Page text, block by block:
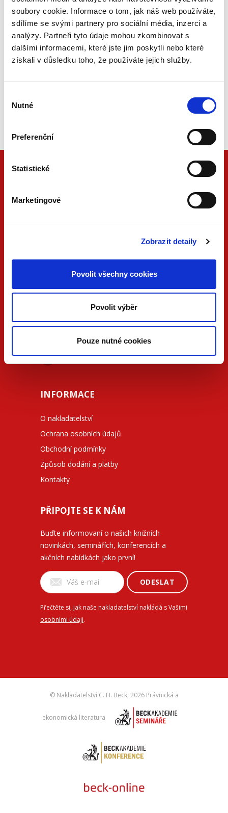
soubory cookie. Informace o tom, jak náš web používáte,
sdílíme se svými partnery pro sociální média, inzerci a
analýzy. Partneři tyto údaje mohou zkombinovat s
dalšími informacemi, které jste jim poskytli nebo které
získali v důsledku toho, že používáte jejich služby.
souhlasu
Nutné
Preferenční
Statistické
Marketingové
Zobrazit detaily
Povolit všechny cookies
Povolit výběr
Pouze nutné cookies
Tradiční nakladatelství
Působíme na trhu přes 30 let.
Semináře a Konference
Vzdělávejte se kvalitně.
PDF
KONTAKTUJTE NÁS
733 734 348 beck@beck.cz
facebook.com/beck.cz
INFORMACE
O nakladatelství
Ochrana osobních údajů
Obchodní podmínky
Způsob dodání a platby
Kontakty
PŘIPOJTE SE K NÁM
Buďte informovaní o našich knižních
novinkách, seminářích, konferencích a
akčních nabídkách jako první!
ODESLAT
Přečtěte si, jak naše nakladatelství nakládá s Vašimi
osobními údaji.
© Nakladatelství C. H. Beck, 2026 Právnická a
ekonomická literatura